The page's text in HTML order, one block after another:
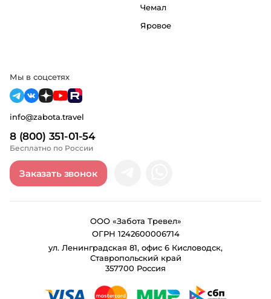
Чемал
Яровое
8 (800) 351-01-54
Бесплатно по России
info@zabota.travel
Заказать звонок
Мы в соцсетях
ООО «Забота Тревел»
ОГРН 1242600006714
ул. Ленинградская 81, офис 6 Кисловодск,
Ставропольский край
357700 Россия